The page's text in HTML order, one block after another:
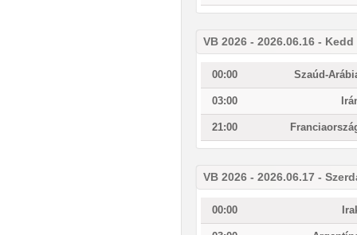
VB 2026 - 2026.06.16 - Kedd
00:00 Szaúd-
03:00
21:00
VB 2026 - 2026.06.17 -
00:00